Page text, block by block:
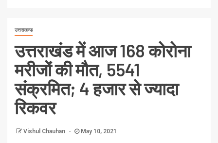
उत्तराखण्ड
उत्तराखंड में आज 168 कोरोना
मरीजों की मौत, 5541
संक्रमित; 4 हजार से ज्यादा
रिकवर
Vishul Chauhan May 10, 2021